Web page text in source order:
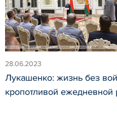
28.06.2023
Лукашенко: жизнь без
кропотливой ежедневной